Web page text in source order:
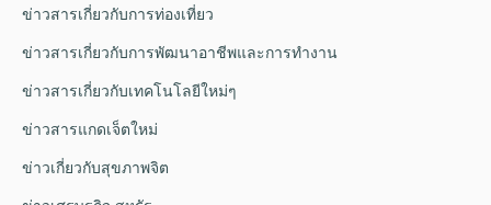
ข่าวสารเกี่ยวกับการท่องเที่ยว
ข่าวสารเกี่ยวกับการพัฒนาอาชีพและการทำงาน
ข่าวสารเกี่ยวกับเทคโนโลยีใหม่ๆ
ข่าวสารแกดเจ็ตใหม่
ข่าวเกี่ยวกับสุขภาพจิต